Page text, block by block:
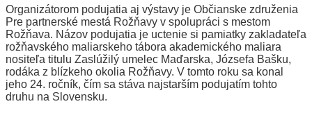
Organizátorom podujatia aj výstavy je Občianske združenia
Pre partnerské mestá Rožňavy v spolupráci s mestom
Rožňava. Názov podujatia je uctenie si pamiatky zakladateľa
rožňavského maliarskeho tábora akademického maliara
nositeľa titulu Zaslúžilý umelec Maďarska, Józsefa Bašku,
rodáka z blízkeho okolia Rožňavy. V tomto roku sa konal
jeho 24. ročník, čím sa stáva najstarším podujatím tohto
druhu na Slovensku.